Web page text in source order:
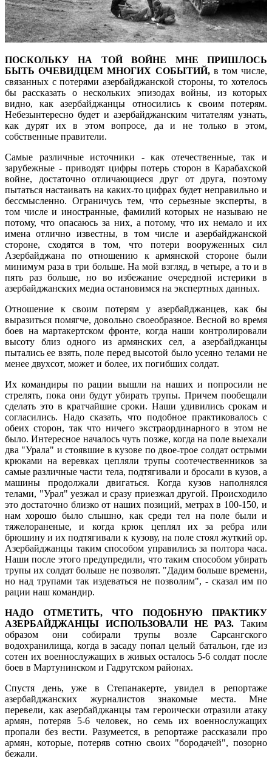
ПОСКОЛЬКУ НА ТОЙ ВОЙНЕ МНЕ ПРИШЛОСЬ
БЫТЬ ОЧЕВИДЦЕМ МНОГИХ СОБЫТИЙ, в том числе,
связанных с потерями азербайджанской стороны, то хотелось
бы рассказать о нескольких эпизодах войны, из которых
видно, как азербайджанцы относились к своим потерям.
Небезынтересно будет и азербайджанским читателям узнать,
как дурят их в этом вопросе, да и не только в этом,
собственные правители.
Самые различные источники - как отечественные, так и
зарубежные - приводят цифры потерь сторон в Карабахской
войне, достаточно отличающиеся друг от друга, поэтому
пытаться настаивать на каких-то цифрах будет неправильно и
бессмысленно. Ограничусь тем, что серьезные эксперты, в
том числе и иностранные, фамилий которых не называю не
потому, что опасаюсь за них, а потому, что их немало и их
имена отлично известны, в том числе и азербайджанской
стороне, сходятся в том, что потери вооруженных сил
Азербайджана по отношению к армянской стороне были
минимум раза в три больше. На мой взгляд, в четыре, а то и в
пять раз больше, но во избежание очередной истерики в
азербайджанских медиа остановимся на экспертных данных.
Отношение к своим потерям у азербайджанцев, как бы
выразиться помягче, довольно своеобразное. Весной во время
боев на мартакертском фронте, когда наши контролировали
высоту близ одного из армянских сел, а азербайджанцы
пытались ее взять, поле перед высотой было усеяно телами не
менее двухсот, может и более, их погибших солдат.
Их командиры по рации вышли на наших и попросили не
стрелять, пока они будут убирать трупы. Причем пообещали
сделать это в кратчайшие сроки. Наши удивились срокам и
согласились. Надо сказать, что подобное практиковалось с
обеих сторон, так что ничего экстраординарного в этом не
было. Интересное началось чуть позже, когда на поле выехали
два "Урала" и стоявшие в кузове по двое-трое солдат острыми
крюками на веревках цепляли трупы соотечественников за
самые различные части тела, подтягивали и бросали в кузов, а
машины продолжали двигаться. Когда кузов наполнялся
телами, "Урал" уезжал и сразу приезжал другой. Происходило
это достаточно близко от наших позиций, метрах в 100-150, и
нам хорошо было слышно, как среди тел на поле были и
тяжелораненые, и когда крюк цеплял их за ребра или
брюшину и их подтягивали к кузову, на поле стоял жуткий ор.
Азербайджанцы таким способом управились за полтора часа.
Наши после этого предупредили, что таким способом убирать
трупы их солдат больше не позволят. "Дадим больше времени,
но над трупами так издеваться не позволим", - сказал им по
рации наш командир.
НАДО ОТМЕТИТЬ, ЧТО ПОДОБНУЮ ПРАКТИКУ
АЗЕРБАЙДЖАНЦЫ ИСПОЛЬЗОВАЛИ НЕ РАЗ. Таким
образом они собирали трупы возле Сарсангского
водохранилища, когда в засаду попал целый батальон, где из
сотен их военнослужащих в живых осталось 5-6 солдат после
боев в Мартунинском и Гадрутском районах.
Спустя день, уже в Степанакерте, увидел в репортаже
азербайджанских журналистов знакомые места. Мне
перевели, как азербайджанцы там героически отразили атаку
армян, потеряв 5-6 человек, но семь их военнослужащих
пропали без вести. Разумеется, в репортаже рассказали про
армян, которые, потеряв сотню своих "бородачей", позорно
бежали.